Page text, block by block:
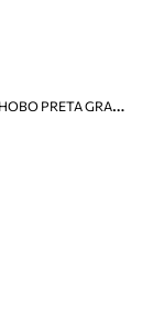
e mais.
B
OLSA HOBO PRETA GRANDE BARBICACHO